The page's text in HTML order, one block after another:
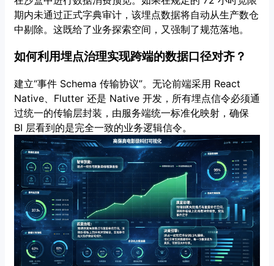
期内未通过正式字典审计，该埋点数据将自动从生产数仓
中剔除。这既给了业务探索空间，又强制了规范落地。
如何利用埋点治理实现跨端的数据口径对齐？
建立“事件 Schema 传输协议”。无论前端采用 React
Native、Flutter 还是 Native 开发，所有埋点信令必须通
过统一的传输层封装，由服务端统一标准化映射，确保
BI 层看到的是完全一致的业务逻辑信令。